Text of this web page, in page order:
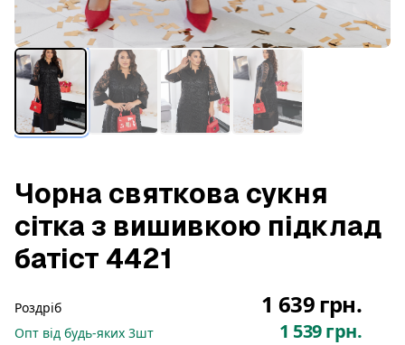
Чорна святкова сукня
сітка з вишивкою підклад
батіст 4421
Роздріб 1 639 грн.
Опт від будь-яких 3шт 1 539 грн.